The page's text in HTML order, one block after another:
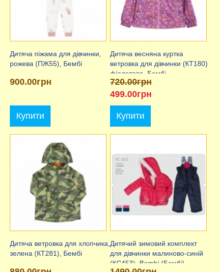
Дитяча піжама для дівчинки,
рожева (ПЖ55), Бембі
900.00грн
Купити
Дитяча весняна куртка
ветровка для дівчинки (КТ180)
фіолетова, Бембі
720.00грн
499.00грн
Купити
Дитяча ветровка для хлопчика,
зелена (КТ281), Бембі
Дитячий зимовий комплект
для дівчинки малиново-синій
(КС453), Bembi (Бембі)